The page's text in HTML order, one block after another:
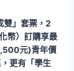
雙」套票，2
幣）訂購享最
元)青年價
更有「學生